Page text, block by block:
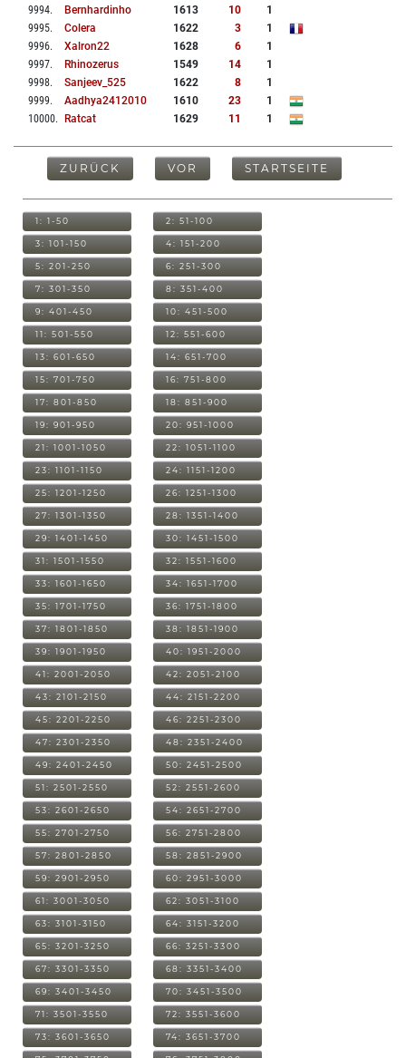
9994. Bernhardinho 1613 10
1
9995. Colera 1622 3
1
9996. Xalron22 1628 6
1
9997. Rhinozerus 1549 14
1
9998. Sanjeev_525 1622 8
1
9999. Aadhya2412010 1610 23
1
10000. Ratcat 1629 11 1
ZURÜCK VOR STARTSEITE
1: 1-50 2: 51-100
3: 101-150 4: 151-200
5: 201-250 6: 251-300
7: 301-350 8: 351-400
9: 401-450 10: 451-500
11: 501-550 12: 551-600
13: 601-650 14: 651-700
15: 701-750 16: 751-800
17: 801-850 18: 851-900
19: 901-950 20: 951-1000
21: 1001-1050 22: 1051-1100
23: 1101-1150 24: 1151-1200
25: 1201-1250 26: 1251-1300
27: 1301-1350 28: 1351-1400
29: 1401-1450 30: 1451-1500
31: 1501-1550 32: 1551-1600
33: 1601-1650 34: 1651-1700
35: 1701-1750 36: 1751-1800
37: 1801-1850 38: 1851-1900
39: 1901-1950 40: 1951-2000
41: 2001-2050 42: 2051-2100
43: 2101-2150 44: 2151-2200
45: 2201-2250 46: 2251-2300
47: 2301-2350 48: 2351-2400
49: 2401-2450 50: 2451-2500
51: 2501-2550 52: 2551-2600
53: 2601-2650 54: 2651-2700
55: 2701-2750 56: 2751-2800
57: 2801-2850 58: 2851-2900
59: 2901-2950 60: 2951-3000
61: 3001-3050 62: 3051-3100
63: 3101-3150 64: 3151-3200
65: 3201-3250 66: 3251-3300
67: 3301-3350 68: 3351-3400
69: 3401-3450 70: 3451-3500
71: 3501-3550 72: 3551-3600
73: 3601-3650 74: 3651-3700